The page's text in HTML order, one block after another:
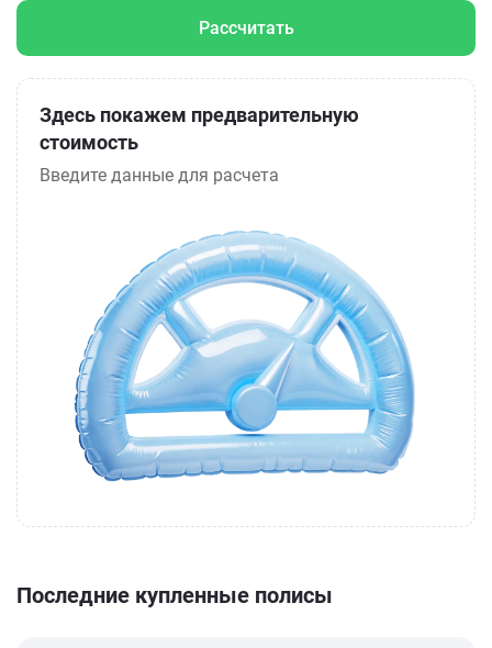
Рассчитать
Здесь покажем предварительную
стоимость
Введите данные для расчета
Последние купленные полисы